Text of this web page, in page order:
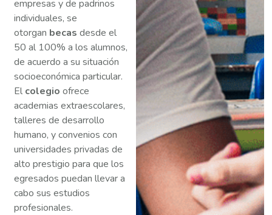
empresas y de padrinos
individuales, se
otorgan becas desde el
50 al 100% a los alumnos,
de acuerdo a su situación
socioeconómica particular.
El colegio ofrece
academias extraescolares,
talleres de desarrollo
humano, y convenios con
universidades privadas de
alto prestigio para que los
egresados puedan llevar a
cabo sus estudios
profesionales.